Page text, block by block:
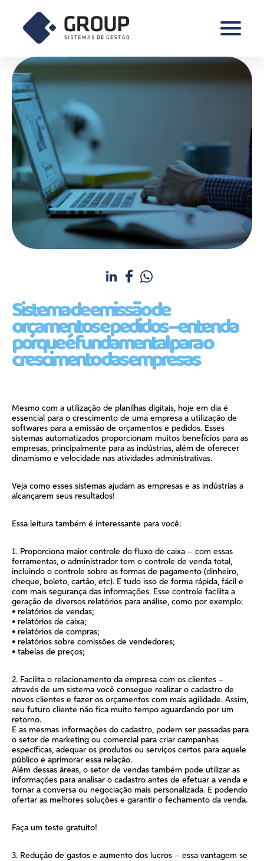
Sistema de emissão de
orçamentos e pedidos – entenda
porque é fundamental para o
crescimento das empresas
Mesmo com a utilização de planilhas digitais, hoje em dia é
essencial para o crescimento de uma empresa a utilização de
softwares para a emissão de orçamentos e pedidos. Esses
sistemas automatizados proporcionam muitos benefícios para as
empresas, principalmente para as indústrias, além de oferecer
dinamismo e velocidade nas atividades administrativas.
Veja como esses sistemas ajudam as empresas e as indústrias a
alcançarem seus resultados!
Essa leitura também é interessante para você:
1. Proporciona maior controle do fluxo de caixa – com essas
ferramentas, o administrador tem o controle de venda total,
incluindo o controle sobre as formas de pagamento (dinheiro,
cheque, boleto, cartão, etc). E tudo isso de forma rápida, fácil e
com mais segurança das informações. Esse controle facilita a
geração de diversos relatórios para análise, como por exemplo:
• relatórios de vendas;
• relatórios de caixa;
• relatórios de compras;
• relatórios sobre comissões de vendedores;
• tabelas de preços;
2. Facilita o relacionamento da empresa com os clientes –
através de um sistema você consegue realizar o cadastro de
novos clientes e fazer os orçamentos com mais agilidade. Assim,
seu futuro cliente não fica muito tempo aguardando por um
retorno.
E as mesmas informações do cadastro, podem ser passadas para
o setor de marketing ou comercial para criar campanhas
específicas, adequar os produtos ou serviços certos para aquele
público e aprimorar essa relação.
Além dessas áreas, o setor de vendas também pode utilizar as
informações para analisar o cadastro antes de efetuar a venda e
tornar a conversa ou negociação mais personalizada. E podendo
ofertar as melhores soluções e garantir o fechamento da venda.
Faça um teste gratuito!
3. Redução de gastos e aumento dos lucros – essa vantagem se